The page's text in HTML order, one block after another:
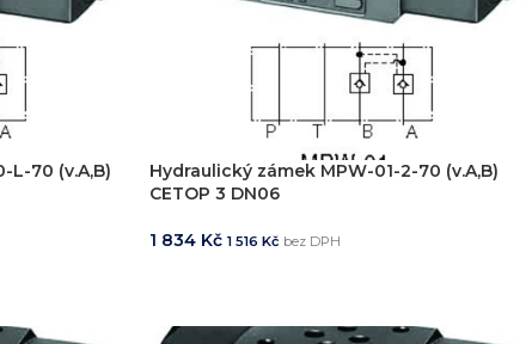
L-70 (v.A,B)
Hydraulický zámek MPW-01-2-70 (v.A,B)
CETOP 3 DN06
1 834 Kč 1 516 Kč bez DPH